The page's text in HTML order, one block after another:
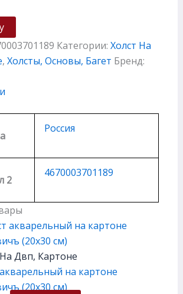
Категории: Холст На
, Холсты, Основы, Багет Бренд:
Россия
2
4670003701189
Двп, Картоне
на картоне
(20х30 см)